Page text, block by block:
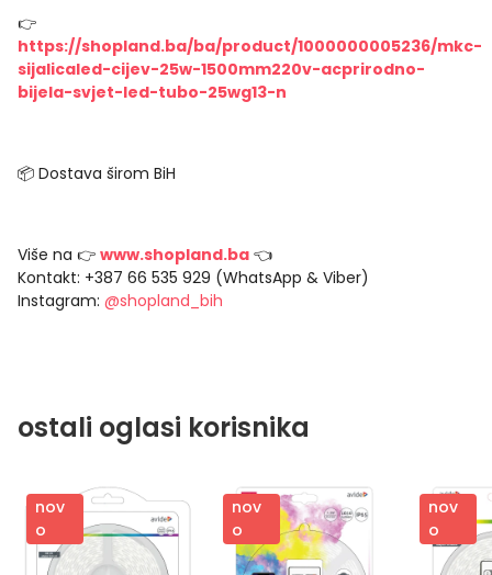
👉
https://shopland.ba/ba/product/1000000005236/mkc-
sijalicaled-cijev-25w-1500mm220v-acprirodno-
bijela-svjet-led-tubo-25wg13-n
📦 Dostava širom BiH
Više na 👉 www.shopland.ba 👈
Kontakt: +387 66 535 929 (WhatsApp & Viber)
Instagram: @shopland_bih
ostali oglasi korisnika
nov
o
nov
o
nov
o